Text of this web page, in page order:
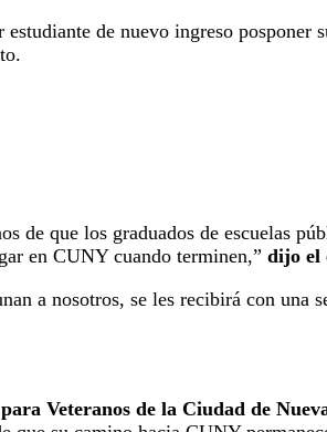
de nuevo ingreso
de que los graduados de escuelas
en CUNY cuando terminen,” dijo el
a nosotros, se les recibirá con una
Veteranos de la Ciudad de